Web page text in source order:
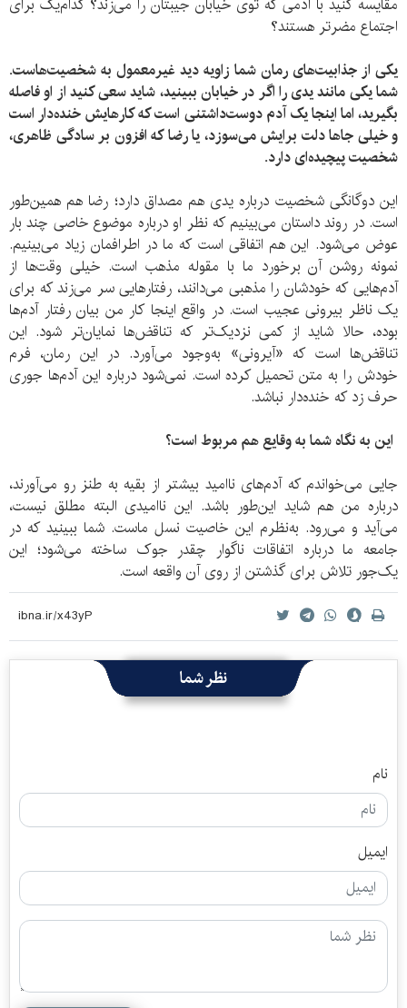
اجتماع مضرتر هستند؟
یکی از جذابیت‌های رمان شما زاویه دید غیرمعمول به شخصیت‌هاست.
شما یکی مانند یدی را اگر در خیابان ببینید، شاید سعی کنید از او فاصله
بگیرید، اما اینجا یک آدم دوست‌داشتنی است که کارهایش خنده‌دار است
و خیلی جاها دلت برایش می‌سوزد، یا رضا که افزون بر سادگی ظاهری،
شخصیت پیچیده‌ای دارد.
این دوگانگی شخصیت درباره یدی هم مصداق دارد؛ رضا هم همین‌طور
است. در روند داستان می‌بینیم که نظر او درباره موضوع خاصی چند بار
عوض می‌شود. این هم اتفاقی است که ما در اطرافمان زیاد می‌بینیم.
نمونه روشن آن برخورد ما با مقوله مذهب است. خیلی وقت‌ها از
آدم‌هایی که خودشان را مذهبی می‌دانند، رفتارهایی سر می‌زند که برای
یک ناظر بیرونی عجیب است. در واقع اینجا کار من بیان رفتار آدم‌ها
بوده، حالا شاید از کمی نزدیک‌تر که تناقض‌ها نمایان‌تر شود. این
تناقض‌ها است که «آیرونی» به‌وجود می‌آورد. در این رمان، فرم
خودش را به متن تحمیل کرده است. نمی‌شود درباره این آدم‌ها جوری
حرف زد که خنده‌دار نباشد.
این به نگاه شما به وقایع هم مربوط است؟
جایی می‌خواندم که آدم‌های ناامید بیشتر از بقیه به طنز رو می‌آورند،
درباره من هم شاید این‌طور باشد. این ناامیدی البته مطلق نیست،
می‌آید و می‌رود. به‌نظرم این خاصیت نسل ماست. شما ببینید که در
جامعه ما درباره اتفاقات ناگوار چقدر جوک ساخته می‌شود؛ این
یک‌جور تلاش برای گذشتن از روی آن واقعه است.
نظر شما
نام
ایمیل